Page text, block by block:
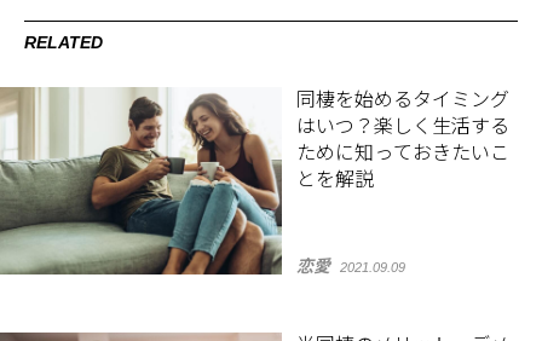
RELATED
同棲を始めるタイミング
はいつ？楽しく生活する
ために知っておきたいこ
とを解説
恋愛 2021.09.09